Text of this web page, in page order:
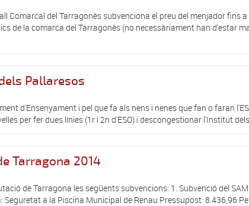
Comarcal del Tarragonès subvenciona el preu del menjador fins
de la comarca del Tarragonès (no necessàriament han d'estar
Pallaresos
d'Ensenyament i pel que fa als nens i nenes que fan o faran
per fer dues línies (1r i 2n d'ESO) i descongestionar l'Institut
Tarragona 2014
de Tarragona les següents subvencions: 1. Subvenció del
Seguretat a la Piscina Municipal de Renau Pressupost: 8.436,96